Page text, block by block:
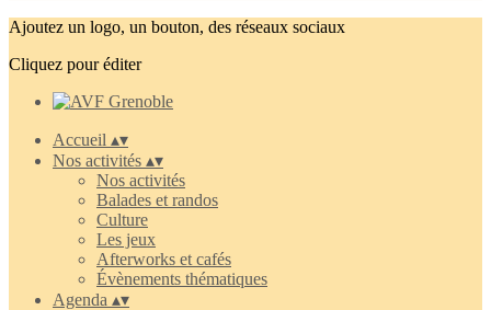
Ajoutez un logo, un bouton, des réseaux sociaux
Cliquez pour éditer
Accueil ▴▾
Nos activités ▴▾
Nos activités
Balades et randos
Culture
Les jeux
Afterworks et cafés
Évènements thématiques
Agenda ▴▾